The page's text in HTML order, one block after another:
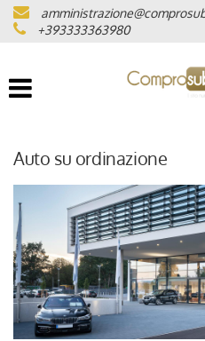
LISTA VEICOLI
DOVE SIAMO
INTERMEDIAZIONI AUTO
NOLEGGIO DI LUSSO
CONSEGNA A DOMICILIO IN
TUTTA ITALIA
+393333363980
Auto su ordinazione